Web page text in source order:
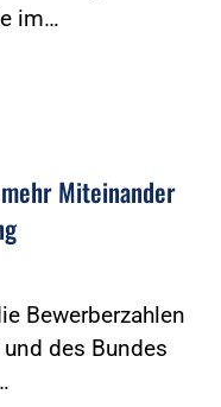
im…
mehr Miteinander
Bewerberzahlen
des Bundes